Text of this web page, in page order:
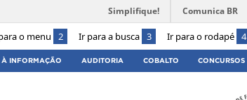
o menu 2 Ir para a busca 3 Ir para o rodapé 4
Simplifique! Comunica BR
À INFORMAÇÃO AUDITORIA COBALTO CONCURSOS